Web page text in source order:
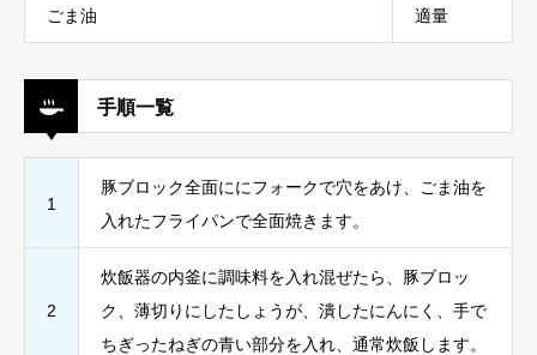
ごま油 適量
手順一覧
1
豚ブロック全面ににフォークで穴をあけ、ごま油を
入れたフライパンで全面焼きます。
2
炊飯器の内釜に調味料を入れ混ぜたら、豚ブロッ
ク、薄切りにしたしょうが、潰したにんにく、手で
ちぎったねぎの青い部分を入れ、通常炊飯します。